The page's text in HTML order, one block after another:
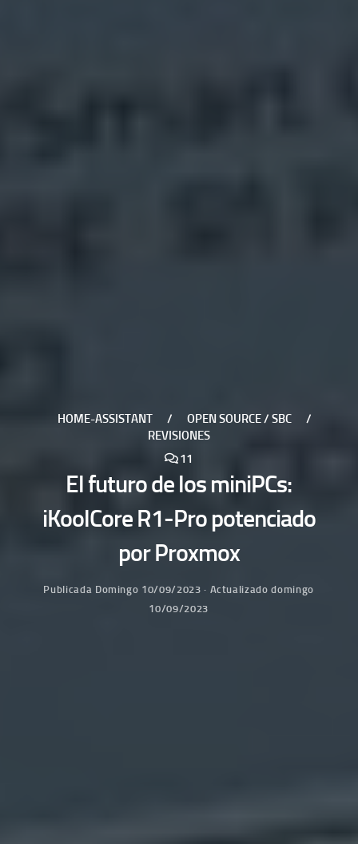
HOME-ASSISTANT / OPEN SOURCE / SBC
/
REVISIONES
11
El futuro de los miniPCs:
iKoolCore R1-Pro potenciado
por Proxmox
Publicada Domingo 10/09/2023 · Actualizadodomingo
10/09/2023